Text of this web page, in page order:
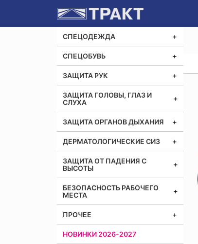
СПЕЦОДЕЖДА
СПЕЦОБУВЬ
ЗАЩИТА РУК
ЗАЩИТА ГОЛОВЫ, ГЛАЗ И
СЛУХА
ЗАЩИТА ОРГАНОВ ДЫХАНИЯ
ДЕРМАТОЛОГИЧЕСКИЕ СИЗ
ЗАЩИТА ОТ ПАДЕНИЯ С
ВЫСОТЫ
БЕЗОПАСНОСТЬ РАБОЧЕГО
МЕСТА
ПРОЧЕЕ
НОВИНКИ 2026-2027